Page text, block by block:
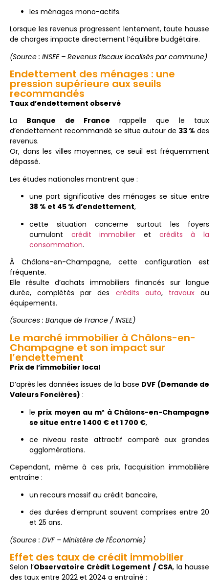
les ménages mono-actifs.
Lorsque les revenus progressent lentement, toute hausse
de charges impacte directement l’équilibre budgétaire.
(Source : INSEE – Revenus fiscaux localisés par commune)
Endettement des ménages : une
pression supérieure aux seuils
recommandés
Taux d’endettement observé
La Banque de France rappelle que le taux
d’endettement recommandé se situe autour de 33 % des
revenus.
Or, dans les villes moyennes, ce seuil est fréquemment
dépassé.
Les études nationales montrent que :
une part significative des ménages se situe entre
38 % et 45 % d’endettement,
cette situation concerne surtout les foyers
cumulant crédit immobilier et crédits à la
consommation.
À Châlons-en-Champagne, cette configuration est
fréquente.
Elle résulte d’achats immobiliers financés sur longue
durée, complétés par des crédits auto, travauxou
équipements.
(Sources : Banque de France / INSEE)
Le marché immobilier à Châlons-en-
Champagne et son impact sur
l’endettement
Prix de l’immobilier local
D’après les données issues de la base DVF (Demande de
Valeurs Foncières) :
le prix moyen au m² à Châlons-en-Champagne
se situe entre 1 400 € et 1 700 €,
ce niveau reste attractif comparé aux grandes
agglomérations.
Cependant, même à ces prix, l’acquisition immobilière
entraîne :
un recours massif au crédit bancaire,
des durées d’emprunt souvent comprises entre 20
et 25 ans.
(Source : DVF – Ministère de l’Économie)
Effet des taux de crédit immobilier
Selon l’Observatoire Crédit Logement / CSA, la hausse
des taux entre 2022 et 2024 a entraîné :